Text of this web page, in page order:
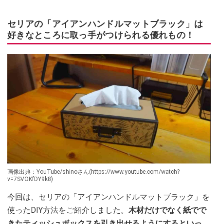
セリアの「アイアンハンドルマットブラック」は
好きなところに取っ手がつけられる優れもの！
画像出典：YouTube/shinoさん(https://www.youtube.com/watch?
v=7SVOKfDY9k8)
今回は、セリアの「アイアンハンドルマットブラック」を
使ったDIY方法をご紹介しました。 木材だけでなく紙でで